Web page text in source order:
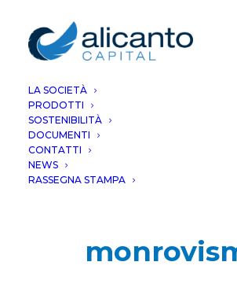
LA SOCIETÀ
PRODOTTI
SOSTENIBILITÀ
DOCUMENTI
CONTATTI
NEWS
RASSEGNA STAMPA